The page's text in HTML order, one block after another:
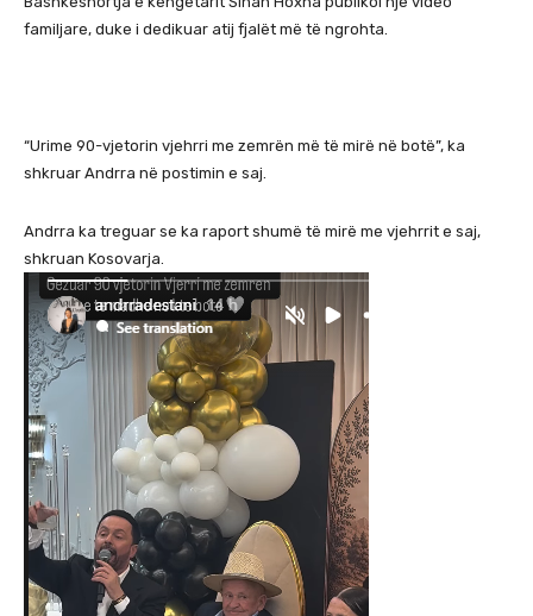
familjare, duke i dedikuar atij fjalët më të ngrohta.
“Urime 90-vjetorin vjehrri me zemrën më të mirë në botë”, ka
shkruar Andrra në postimin e saj.
Andrra ka treguar se ka raport shumë të mirë me vjehrrit e saj,
shkruan Kosovarja.